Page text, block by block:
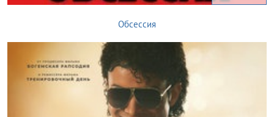
Обсессия